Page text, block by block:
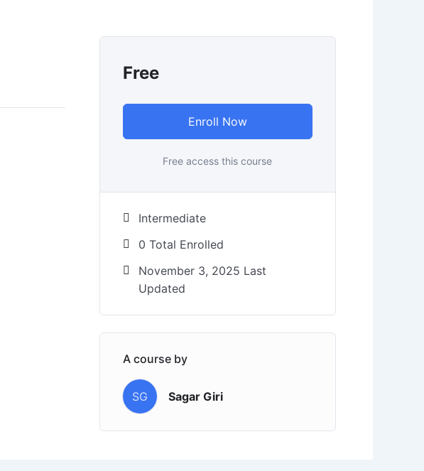
Free
Enroll Now
Free access this course
Intermediate
0 Total Enrolled
November 3, 2025 Last
Updated
A course by
SG Sagar Giri